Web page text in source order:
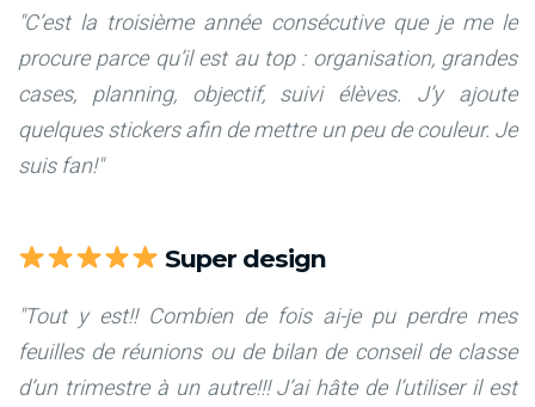
"C’est la troisième année consécutive que je me le
procure parce qu’il est au top : organisation, grandes
cases, planning, objectif, suivi élèves. J’y ajoute
quelques stickers afin de mettre un peu de couleur. Je
suis fan!"
Super design
"Tout y est!! Combien de fois ai-je pu perdre mes
feuilles de réunions ou de bilan de conseil de classe
d’un trimestre à un autre!!! J’ai hâte de l’utiliser il est